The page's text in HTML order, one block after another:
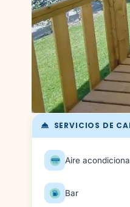
SERVICIOS DE
Aire
Bar